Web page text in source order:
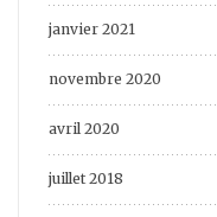
janvier 2021
novembre 2020
avril 2020
juillet 2018